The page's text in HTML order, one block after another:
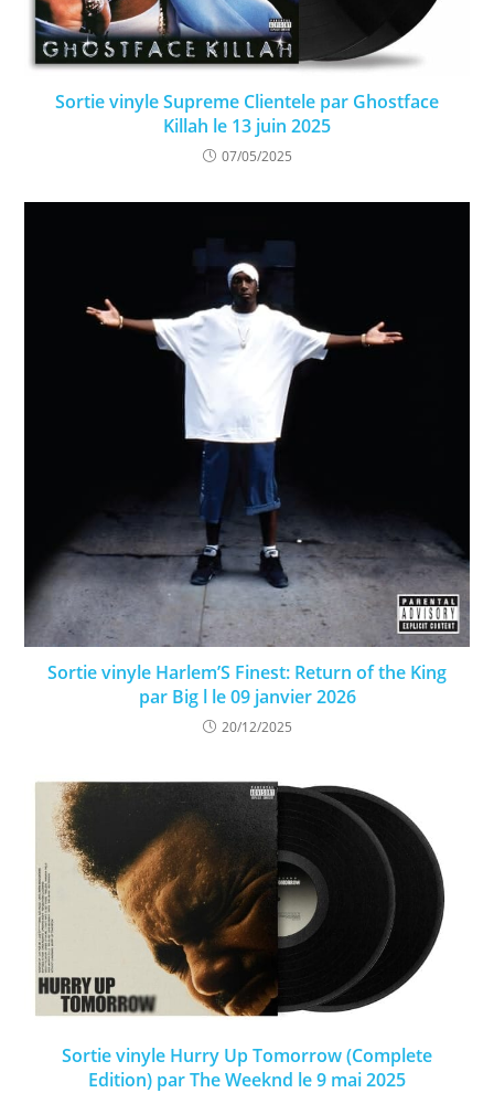
Sortie vinyle Supreme Clientele par Ghostface
Killah le 13 juin 2025
07/05/2025
Sortie vinyle Harlem’S Finest: Return of the King
par Big l le 09 janvier 2026
20/12/2025
Sortie vinyle Hurry Up Tomorrow (Complete
Edition) par The Weeknd le 9 mai 2025​